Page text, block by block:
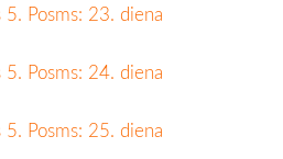
5. Posms: 23. diena
5. Posms: 24. diena
5. Posms: 25. diena